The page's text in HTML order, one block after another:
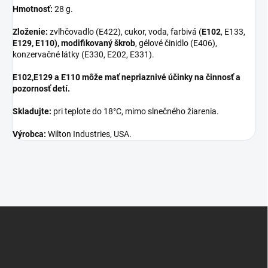
Hmotnosť: 28 g.
Zloženie: zvlhčovadlo (E422), cukor, voda, farbivá (E102, E133,
E129, E110), modifikovaný škrob, gélové činidlo (E406),
konzervačné látky (E330, E202, E331).
E102,E129 a E110 môže mať nepriaznivé účinky na činnosť a
pozornosť detí.
Skladujte: pri teplote do 18°C, mimo slnečného žiarenia.
Výrobca: Wilton Industries, USA.